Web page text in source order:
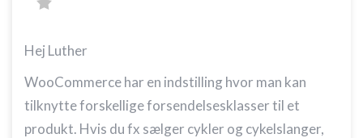
Hej Luther
WooCommerce har en indstilling hvor man kan
tilknytte forskellige forsendelsesklasser til et
produkt. Hvis du fx sælger cykler og cykelslanger,